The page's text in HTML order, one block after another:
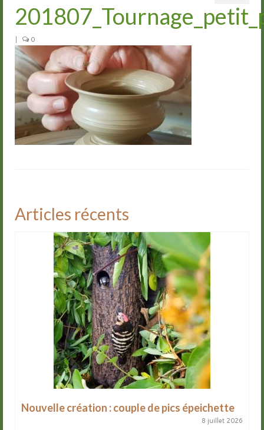
Galerie
Cours de poterie
Groupes
Livre d’or
Contact
| 0
Articles récents
Nouvelle création : couple de pics épeichette
8 juillet 2026